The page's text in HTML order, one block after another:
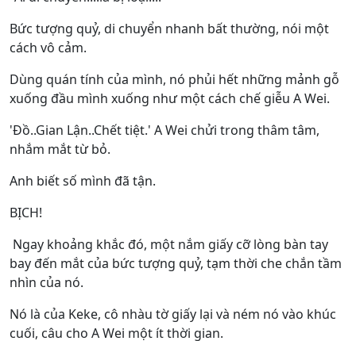
Bức tượng quỷ, di chuyển nhanh bất thường, nói một
cách vô cảm.
Dùng quán tính của mình, nó phủi hết những mảnh gỗ
xuống đầu mình xuống như một cách chế giễu A Wei.
'Đồ..Gian Lận..Chết tiệt.' A Wei chửi trong thâm tâm,
nhắm mắt từ bỏ.
Anh biết số mình đã tận.
BỊCH!
Ngay khoảng khắc đó, một nắm giấy cỡ lòng bàn tay
bay đến mắt của bức tượng quỷ, tạm thời che chắn tầm
nhìn của nó.
Nó là của Keke, cô nhàu tờ giấy lại và ném nó vào khúc
cuối, câu cho A Wei một ít thời gian.